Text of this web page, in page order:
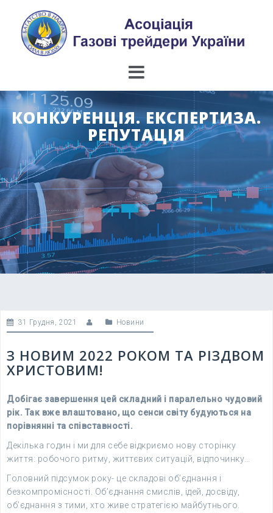
content
КОНКУРЕНЦІЯ. ЕКСПЕРТИЗА.
РЕПУТАЦІЯ
31 Грудня, 2021 Новини
З НОВИМ 2022 РОКОМ ТА РІЗДВОМ
ХРИСТОВИМ!
Добігає завершення цей складний і паралельно чудовий
рік. Так вже влаштовано, що сенси світу будуються на
порівнянні та співставності.
Декілька годин і ми для себе відкриємо нову сторінку
життя: робочого ритму, життєвих ситуацій, відпочинку…
Головний підсумок року- це складові об’єднання і
безкомпромісності. Об’єднання смислів, ідей, досвіду,
об’єднання з тими, хто живе стратегією майбутнього.